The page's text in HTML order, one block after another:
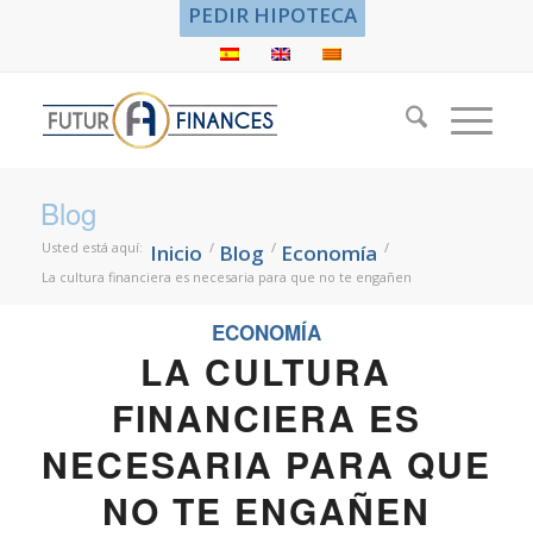
PEDIR HIPOTECA
Blog
Usted está aquí: Inicio / Blog / Economía /
La cultura financiera es necesaria para que no te engañen
ECONOMÍA
LA CULTURA
FINANCIERA ES
NECESARIA PARA QUE
NO TE ENGAÑEN